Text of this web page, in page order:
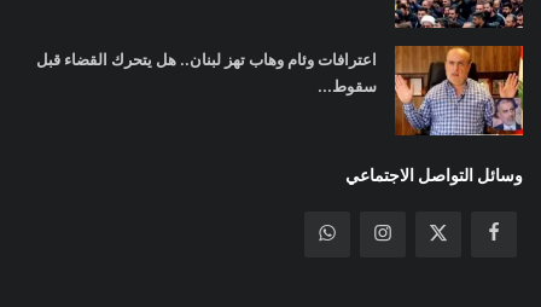
اعترافات وئام وهاب تهز لبنان.. هل يتحرك القضاء قبل
سقوط...
وسائل التواصل الاجتماعي